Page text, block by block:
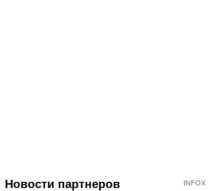
Новости партнеров INFOX